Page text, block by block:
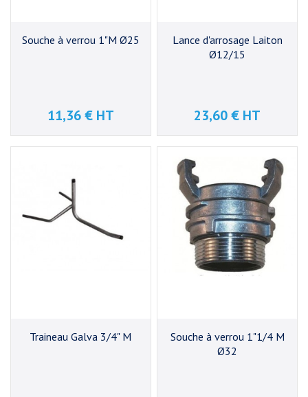
Souche à verrou 1"M Ø25
Prix
11,36 € HT
Lance d'arrosage Laiton
Ø12/15
Prix
23,60 € HT
Traineau Galva 3/4" M
Souche à verrou 1"1/4 M
Ø32